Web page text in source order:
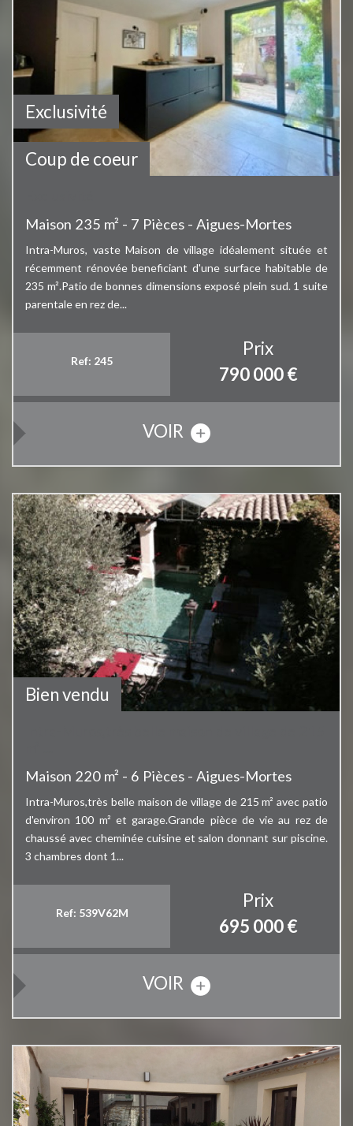
Bien vendu
Exclusivité
Coup de coeur
Maison 235 m² - 7 Pièces - Aigues-Mortes
Intra-Muros, vaste Maison de village idéalement située et
récemment rénovée beneficiant d'une surface habitable de
235 m².Patio de bonnes dimensions exposé plein sud. 1 suite
parentale en rez de...
Ref: 245
Prix
790 000 €
VOIR
Bien vendu
Maison 220 m² - 6 Pièces - Aigues-Mortes
Intra-Muros,très belle maison de village de 215 m² avec patio
d'environ 100 m² et garage.Grande pièce de vie au rez de
chaussé avec cheminée cuisine et salon donnant sur piscine.
3 chambres dont 1...
Ref: 539V62M
Prix
695 000 €
VOIR